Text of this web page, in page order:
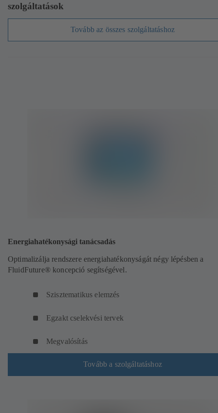
szolgáltatások
Tovább az összes szolgáltatáshoz
Energiahatékonysági tanácsadás
Optimalizálja rendszere energiahatékonyságát négy lépésben a
FluidFuture® koncepció segítségével.
Szisztematikus elemzés
Egzakt cselekvési tervek
Megvalósítás
Tovább a szolgáltatáshoz